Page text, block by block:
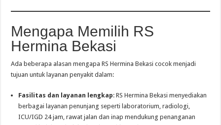
Mengapa Memilih RS
Hermina Bekasi
Ada beberapa alasan mengapa RS Hermina Bekasi cocok menjadi
tujuan untuk layanan penyakit dalam:
Fasilitas dan layanan lengkap: RS Hermina Bekasi menyediakan
berbagai layanan penunjang seperti laboratorium, radiologi,
ICU/IGD 24 jam, rawat jalan dan inap mendukung penanganan